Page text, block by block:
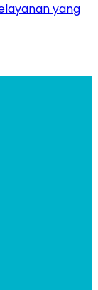
yang